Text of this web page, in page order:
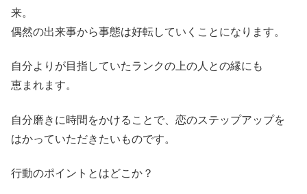
来。
偶然の出来事から事態は好転していくことになります。
自分よりが目指していたランクの上の人との縁にも
恵まれます。
自分磨きに時間をかけることで、恋のステップアップを
はかっていただきたいものです。
行動のポイントとはどこか？